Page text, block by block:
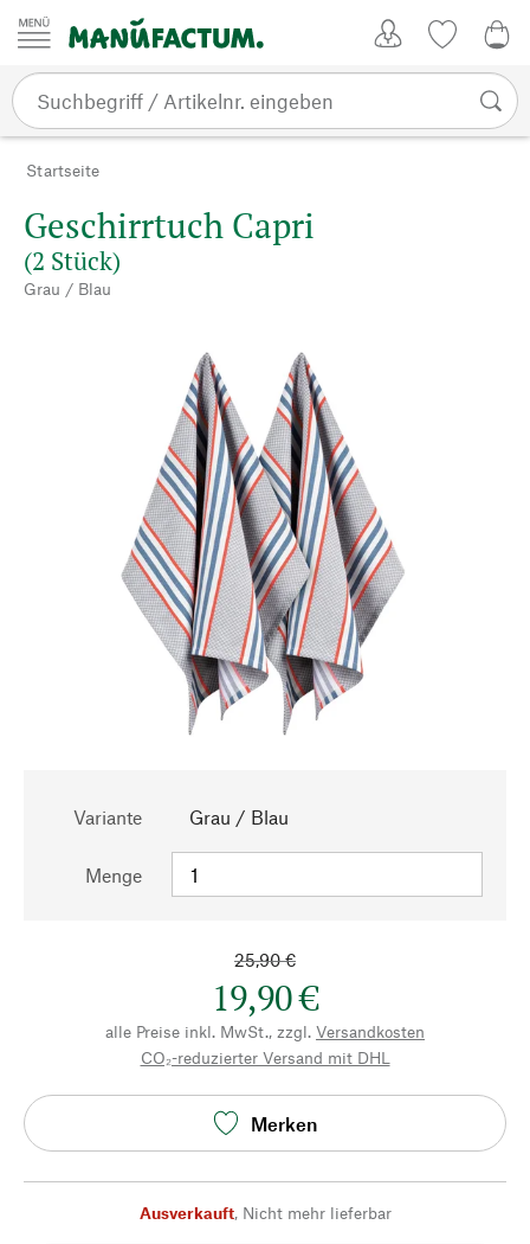
Zum Inhalt springen
Startseite
Geschirrtuch Capri
(2 Stück)
Grau / Blau
Variante Grau / Blau
Menge
25,90 €
19,90 €
alle Preise inkl. MwSt., zzgl. Versandkosten
CO₂-reduzierter Versand mit DHL
Merken
Ausverkauft, Nicht mehr lieferbar